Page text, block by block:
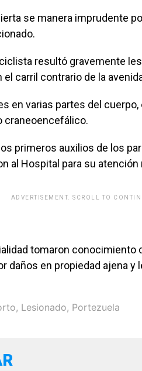
se manera imprudente
resultó gravemente
carril contrario de la
en varias partes del
craneoencefálico.
primeros auxilios de los
al Hospital para su atención
ADVERTISEMENT. SCROLL TO
tomaron conocimiento
daños en propiedad ajena y
, Lesionado, Portezuela